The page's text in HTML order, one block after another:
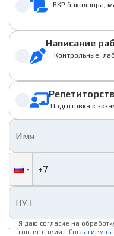
ВКР бакалавра,
Написание
Контрольные,
Подготовка к
Я даю согласие на
соответствии с Согласием